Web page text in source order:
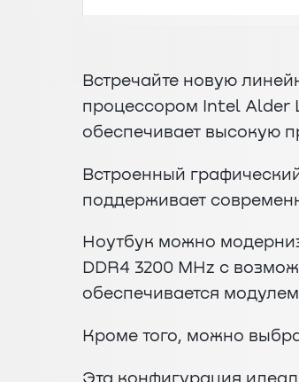
Встречайте новую
процессором Intel Alder
обеспечивает высокую
Встроенный
поддерживает
Ноутбук можно
DDR4 3200 MHz с
обеспечивается
Кроме того, можно
Эта конфигурация